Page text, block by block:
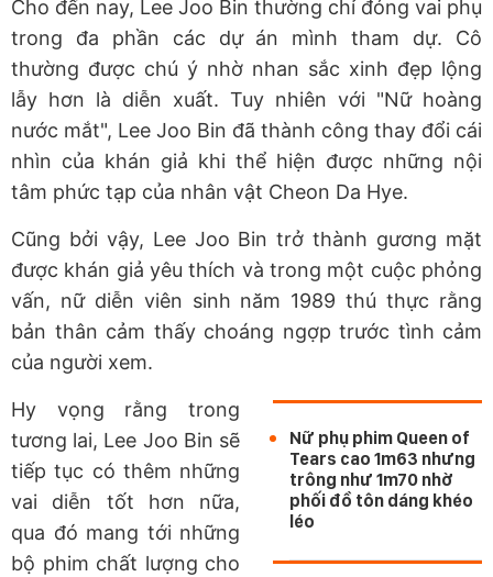
Cho đến nay, Lee Joo Bin thường chỉ đóng vai phụ
trong đa phần các dự án mình tham dự. Cô
thường được chú ý nhờ nhan sắc xinh đẹp lộng
lẫy hơn là diễn xuất. Tuy nhiên với "Nữ hoàng
nước mắt", Lee Joo Bin đã thành công thay đổi cái
nhìn của khán giả khi thể hiện được những nội
tâm phức tạp của nhân vật Cheon Da Hye.
Cũng bởi vậy, Lee Joo Bin trở thành gương mặt
được khán giả yêu thích và trong một cuộc phỏng
vấn, nữ diễn viên sinh năm 1989 thú thực rằng
bản thân cảm thấy choáng ngợp trước tình cảm
của người xem.
Nữ phụ phim Queen of
Tears cao 1m63 nhưng
trông như 1m70 nhờ
phối đồ tôn dáng khéo
léo
Hy vọng rằng trong
tương lai, Lee Joo Bin sẽ
tiếp tục có thêm những
vai diễn tốt hơn nữa,
qua đó mang tới những
bộ phim chất lượng cho